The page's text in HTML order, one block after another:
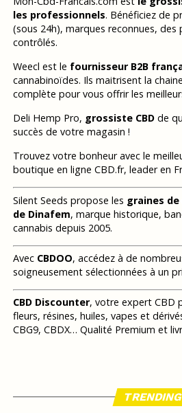
les professionnels. Bénéficiez de
(sous 24h), marques reconnues,
contrôlés.
Weecl est le fournisseur B2B
cannabinoïdes. Ils maitrisent la
complète pour vous offrir les
Deli Hemp Pro, grossiste CBDde
succès de votre magasin !
Trouvez votre bonheur avec le
boutique en ligne CBD.fr, leader en
Silent Seeds propose les graines
de Dinafem, marque historique,
cannabis depuis 2005.
Avec CBDOO, accédez à de
soigneusement sélectionnées à un
CBD Discounter, votre expert CBD
fleurs, résines, huiles, vapes et
CBG9, CBDX… Qualité Premium et
TRENDING